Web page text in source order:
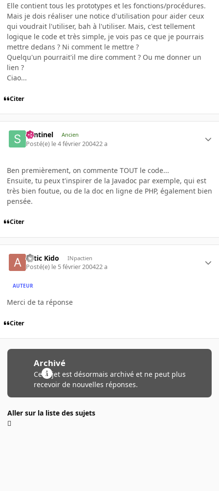
Elle contient tous les prototypes et les fonctions/procédures.
Mais je dois réaliser une notice d'utilisation pour aider ceux
qui voudrait l'utiliser, bah à l'utiliser. Mais, c'est tellement
logique le code et très simple, je vois pas ce que je pourrais
mettre dedans ? Ni comment le mettre ?
Quelqu'un pourrait'il me dire comment ? Ou me donner un
lien ?
Ciao...
Citer
Sentinel Ancien
Posté(e) le 4 février 200422 a
Ben premièrement, on commente TOUT le code...
Ensuite, tu peux t'inspirer de la Javadoc par exemple, qui est
très bien foutue, ou de la doc en ligne de PHP, également bien
pensée.
Citer
Artic Kido INpactien
Posté(e) le 5 février 200422 a
AUTEUR
Merci de ta réponse
Citer
Archivé
Ce sujet est désormais archivé et ne peut plus
recevoir de nouvelles réponses.
Aller sur la liste des sujets